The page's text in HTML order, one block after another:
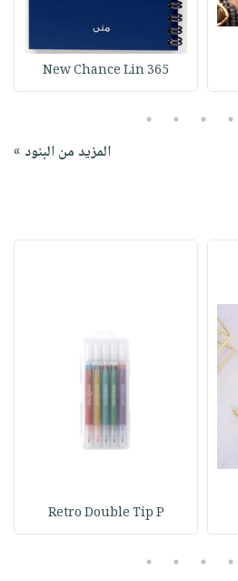
365 New Chance Lin
2
3
4
5
المزيد من البنود »
Retro Double Tip P
2
3
4
5